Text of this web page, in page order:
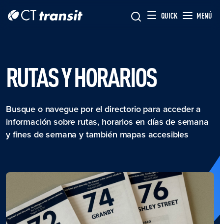
QUICK MENÚ
RUTAS Y HORARIOS
Busque o navegue por el directorio para acceder a
información sobre rutas, horarios en días de semana
y fines de semana y también mapas accesibles